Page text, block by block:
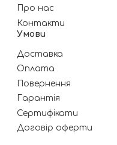
Про нас
Контакти
Умови
Доставка
Оплата
Повернення
Гарантія
Сертифікати
Договір оферти